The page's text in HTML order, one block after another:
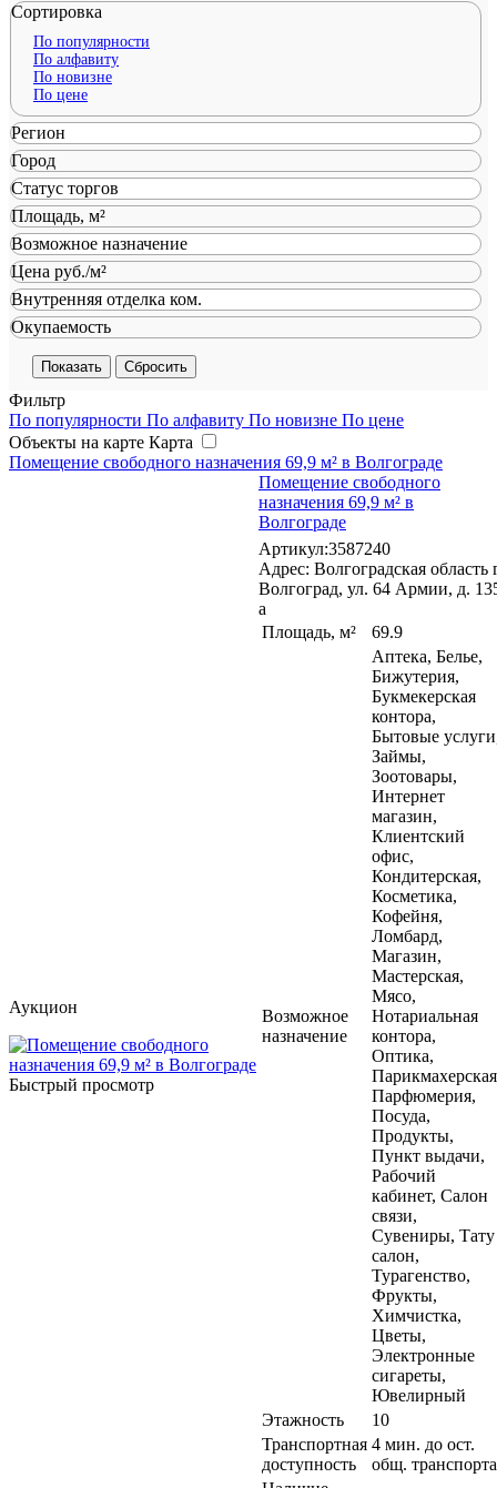
Сортировка
По популярности
По алфавиту
По новизне
По цене
Регион
Город
Статус торгов
Площадь, м²
Возможное назначение
Цена руб./м²
Внутренняя отделка ком.
Окупаемость
Сбросить
Фильтр
По популярности По алфавиту По новизне По цене
Объекты на карте Карта
Помещение свободного назначения 69,9 м² в Волгограде
Аукцион
Быстрый просмотр
Помещение свободного
назначения 69,9 м² в
Волгограде
Артикул:3587240
Адрес: Волгоградская область
Волгоград, ул. 64 Армии, д.
а
Площадь, м²
69.9
Возможное
назначение
Аптека, Белье,
Бижутерия,
Букмекерская
контора,
Бытовые
Займы,
Зоотовары,
Интернет
магазин,
Клиентский
офис,
Кондитерская,
Косметика,
Кофейня,
Ломбард,
Магазин,
Мастерская,
Мясо,
Нотариальная
контора,
Оптика,
Парфюмерия,
Посуда,
Продукты,
Пункт выдачи,
Рабочий
кабинет, Салон
связи,
Сувениры, Тату
салон,
Турагенство,
Фрукты,
Химчистка,
Цветы,
Электронные
сигареты,
Ювелирный
Этажность
10
Транспортная
доступность
4 мин. до ост.
общ. транспорта